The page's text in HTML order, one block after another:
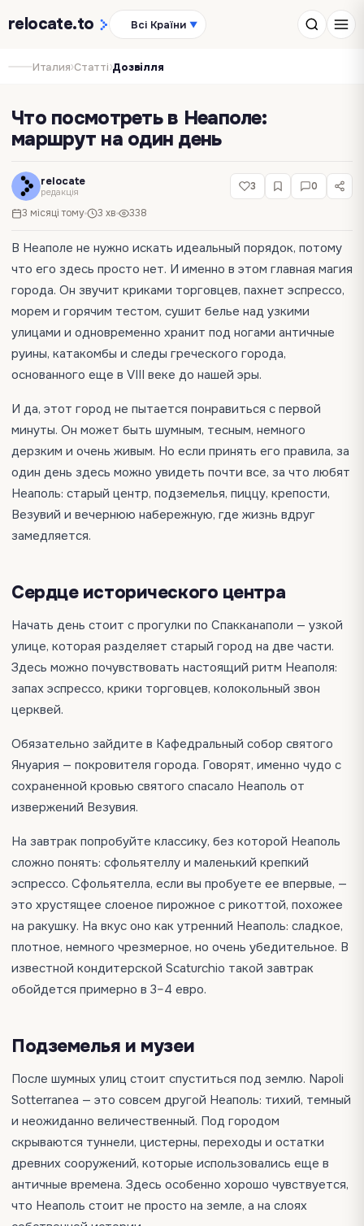
relocate.to Всі Країни ▼
Италия›Статті›Дозвілля
Что посмотреть в Неаполе:
маршрут на один день
relocate
редакція
3 місяці тому 3 хв 338
3 0
В Неаполе не нужно искать идеальный порядок, потому
что его здесь просто нет. И именно в этом главная магия
города. Он звучит криками торговцев, пахнет эспрессо,
морем и горячим тестом, сушит белье над узкими
улицами и одновременно хранит под ногами античные
руины, катакомбы и следы греческого города,
основанного еще в VIII веке до нашей эры.
И да, этот город не пытается понравиться с первой
минуты. Он может быть шумным, тесным, немного
дерзким и очень живым. Но если принять его правила, за
один день здесь можно увидеть почти все, за что любят
Неаполь: старый центр, подземелья, пиццу, крепости,
Везувий и вечернюю набережную, где жизнь вдруг
замедляется.
Сердце исторического центра
Начать день стоит с прогулки по Спакканаполи — узкой
улице, которая разделяет старый город на две части.
Здесь можно почувствовать настоящий ритм Неаполя:
запах эспрессо, крики торговцев, колокольный звон
церквей.
Обязательно зайдите в Кафедральный собор святого
Януария — покровителя города. Говорят, именно чудо с
сохраненной кровью святого спасало Неаполь от
извержений Везувия.
На завтрак попробуйте классику, без которой Неаполь
сложно понять: сфольятеллу и маленький крепкий
эспрессо. Сфольятелла, если вы пробуете ее впервые, —
это хрустящее слоеное пирожное с рикоттой, похожее
на ракушку. На вкус оно как утренний Неаполь: сладкое,
плотное, немного чрезмерное, но очень убедительное. В
известной кондитерской Scaturchio такой завтрак
обойдется примерно в 3–4 евро.
Подземелья и музеи
После шумных улиц стоит спуститься под землю. Napoli
Sotterranea — это совсем другой Неаполь: тихий, темный
и неожиданно величественный. Под городом
скрываются туннели, цистерны, переходы и остатки
древних сооружений, которые использовались еще в
античные времена. Здесь особенно хорошо чувствуется,
что Неаполь стоит не просто на земле, а на слоях